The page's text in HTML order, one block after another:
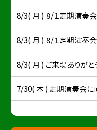
8/3( 月 ) ８/１定期演奏
8/3( 月 ) ８/１定期演奏
8/3( 月 ) ご来場ありが
7/30( 木 ) 定期演奏会に